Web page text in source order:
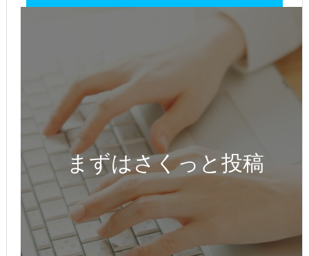
まずはさくっと投稿